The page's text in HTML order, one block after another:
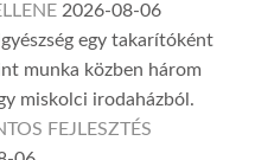
2026-08-06
egy takarítóként
munka közben három
miskolci irodaházból.
FEJLESZTÉS